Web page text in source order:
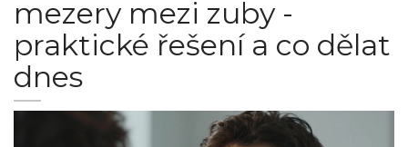
mezery mezi zuby -
praktické řešení a co dělat
dnes